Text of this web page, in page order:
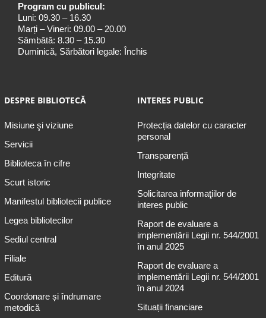
Program cu publicul:
Luni: 09.30 – 16.30
Marți – Vineri: 09.00 – 20.00
Sâmbătă: 8.30 – 15.30
Duminică, Sărbători legale: Închis
DESPRE BIBLIOTECĂ
Misiune şi viziune
Servicii
Biblioteca în cifre
Scurt istoric
Manifestul bibliotecii publice
Legea bibliotecilor
Sediul central
Filiale
Editură
Coordonare și îndrumare
metodică
INTERES PUBLIC
Protecția datelor cu caracter
personal
Transparență
Integritate
Solicitarea informaţiilor de
interes public
Raport de evaluare a
implementării Legii nr. 544/2001
în anul 2025
Raport de evaluare a
implementării Legii nr. 544/2001
în anul 2024
Situații financiare